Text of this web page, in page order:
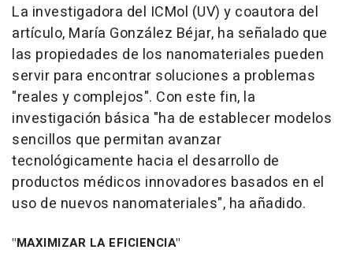
La investigadora del ICMol (UV) y coautora del
artículo, María González Béjar, ha señalado que
las propiedades de los nanomateriales pueden
servir para encontrar soluciones a problemas
"reales y complejos". Con este fin, la
investigación básica "ha de establecer modelos
sencillos que permitan avanzar
tecnológicamente hacia el desarrollo de
productos médicos innovadores basados en el
uso de nuevos nanomateriales", ha añadido.
"MAXIMIZAR LA EFICIENCIA"